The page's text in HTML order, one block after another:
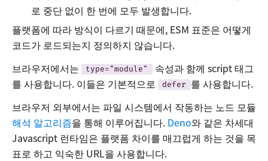
로 중단 없이 한 번에 모두 발생합니다.
플랫폼에 따라 방식이 다르기 때문에, ESM 표준은 어떻게
코드가 로드되는지 정의하지 않습니다.
브라우저에서는
type="module"
속성과 함께 script 태그
를 사용합니다. 이들은 기본적으로
defer
를 사용합니다.
브라우저 외부에서는 파일 시스템에서 작동하는 노드 모듈
해석 알고리즘을 통해 이루어집니다. Deno와 같은 차세대
Javascript 런타임은 플랫폼 차이를 매끄럽게 하는 것을 목
표로 하고 익숙한 URL을 사용합니다.